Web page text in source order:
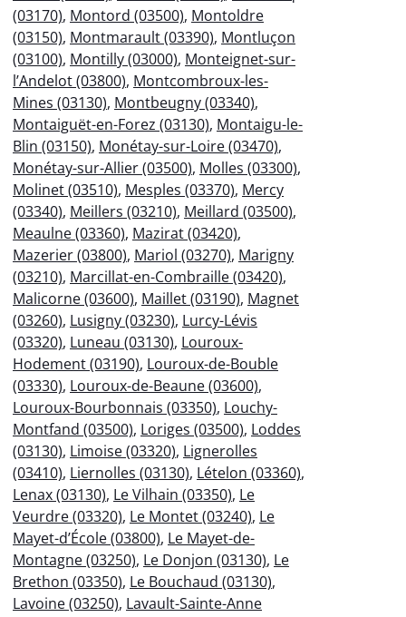
(03170), Montord (03500), Montoldre
(03150), Montmarault (03390), Montluçon
(03100), Montilly (03000), Monteignet-sur-
l’Andelot (03800), Montcombroux-les-
Mines (03130), Montbeugny (03340),
Montaiguët-en-Forez (03130), Montaigu-le-
Blin (03150), Monétay-sur-Loire (03470),
Monétay-sur-Allier (03500), Molles (03300),
Molinet (03510), Mesples (03370), Mercy
(03340), Meillers (03210), Meillard (03500),
Meaulne (03360), Mazirat (03420),
Mazerier (03800), Mariol (03270), Marigny
(03210), Marcillat-en-Combraille (03420),
Malicorne (03600), Maillet (03190), Magnet
(03260), Lusigny (03230), Lurcy-Lévis
(03320), Luneau (03130), Louroux-
Hodement (03190), Louroux-de-Bouble
(03330), Louroux-de-Beaune (03600),
Louroux-Bourbonnais (03350), Louchy-
Montfand (03500), Loriges (03500), Loddes
(03130), Limoise (03320), Lignerolles
(03410), Liernolles (03130), Lételon (03360),
Lenax (03130), Le Vilhain (03350), Le
Veurdre (03320), Le Montet (03240), Le
Mayet-d’École (03800), Le Mayet-de-
Montagne (03250), Le Donjon (03130), Le
Brethon (03350), Le Bouchaud (03130),
Lavoine (03250), Lavault-Sainte-Anne